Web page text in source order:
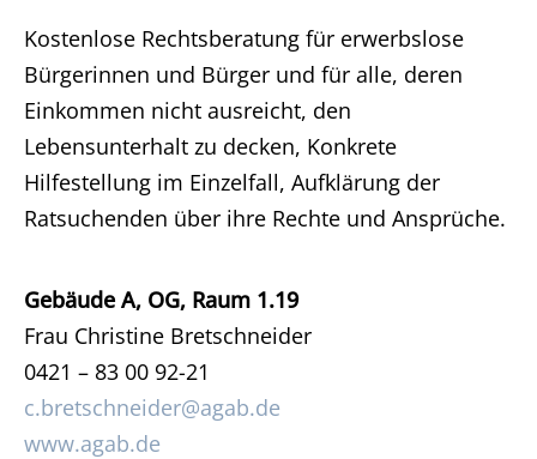
Kostenlose Rechtsberatung für erwerbslose
Bürgerinnen und Bürger und für alle, deren
Einkommen nicht ausreicht, den
Lebensunterhalt zu decken, Konkrete
Hilfestellung im Einzelfall, Aufklärung der
Ratsuchenden über ihre Rechte und Ansprüche.
Gebäude A, OG, Raum 1.19
Frau Christine Bretschneider
0421 – 83 00 92-21
c.bretschneider@agab.de
www.agab.de